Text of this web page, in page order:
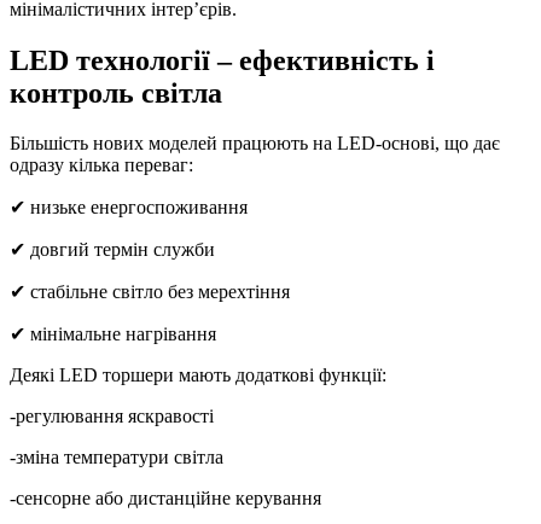
мінімалістичних інтер’єрів.
LED технології – ефективність і
контроль світла
Більшість нових моделей працюють на LED-основі, що дає
одразу кілька переваг:
✔ низьке енергоспоживання
✔ довгий термін служби
✔ стабільне світло без мерехтіння
✔ мінімальне нагрівання
Деякі LED торшери мають додаткові функції:
-регулювання яскравості
-зміна температури світла
-сенсорне або дистанційне керування